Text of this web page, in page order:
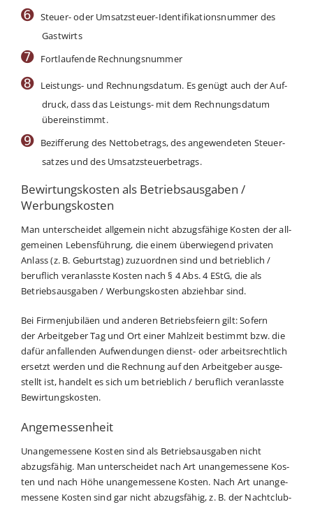
➏ Steu­er- oder Umsatz­steu­er-Iden­ti­fi­ka­ti­ons­num­mer des
Gastwirts
➐ Fort­lau­fen­de Rechnungsnummer
➑ Leis­tungs- und Rech­nungs­da­tum. Es genügt auch der Auf­
druck, dass das Leis­tungs- mit dem Rech­nungs­da­tum
übereinstimmt.
➒ Bezif­fe­rung des Net­to­be­trags, des ange­wen­de­ten Steu­er­
sat­zes und des Umsatzsteuerbetrags.
Bewirtungskosten als Betriebsausgaben /
Werbungskosten
Man unter­schei­det all­ge­mein nicht abzugs­fä­hi­ge Kos­ten der all­
ge­mei­nen Lebens­füh­rung, die einem über­wie­gend pri­va­ten
Anlass (z. B. Geburts­tag) zuzu­ord­nen sind und betrieb­lich /
beruf­lich ver­an­lass­te Kos­ten nach § 4 Abs. 4 EStG, die als
Betriebs­aus­ga­ben / Wer­bungs­kos­ten abzieh­bar sind.
Bei Fir­men­ju­bi­lä­en und ande­ren Betriebs­fei­ern gilt: Sofern
der Arbeit­ge­ber Tag und Ort einer Mahl­zeit bestimmt bzw. die
dafür anfal­len­den Auf­wen­dun­gen dienst- oder arbeits­recht­lich
ersetzt wer­den und die Rech­nung auf den Arbeit­ge­ber aus­ge­
stellt ist, han­delt es sich um betrieb­lich / beruf­lich ver­an­lass­te
Bewirtungskosten.
Angemessenheit
Unan­ge­mes­se­ne Kos­ten sind als Betriebs­aus­ga­ben nicht
abzugs­fä­hig. Man unter­schei­det nach Art unan­ge­mes­se­ne Kos­
ten und nach Höhe unan­ge­mes­se­ne Kos­ten. Nach Art unan­ge­
mes­se­ne Kos­ten sind gar nicht abzugs­fä­hig, z. B. der Nacht­club­